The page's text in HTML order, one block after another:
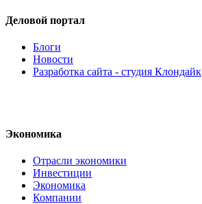
Деловой портал
Блоги
Новости
Разработка сайта - студия Клондайк
Экономика
Отрасли экономики
Инвестиции
Экономика
Компании